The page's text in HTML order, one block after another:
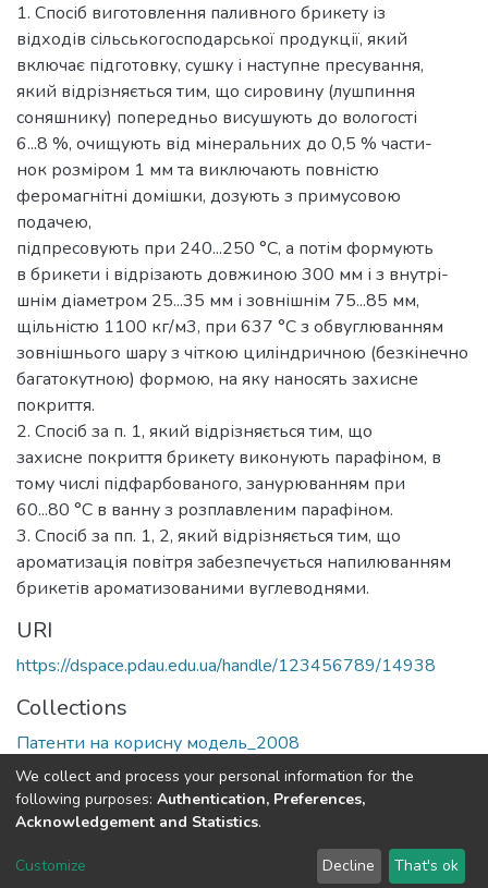
1. Спосіб виготовлення паливного брикету із
відходів сільськогосподарської продукції, який
включає підготовку, сушку і наступне пресування,
який відрізняється тим, що сировину (лушпиння
соняшнику) попередньо висушують до вологості
6...8 %, очищують від мінеральних до 0,5 % части-
нок розміром 1 мм та виключають повністю
феромагнітні домішки, дозують з примусовою
подачею,
підпресовують при 240...250 °С, а потім формують
в брикети і відрізають довжиною 300 мм і з внутрі-
шнім діаметром 25...35 мм і зовнішнім 75...85 мм,
щільністю 1100 кг/м3, при 637 °С з обвуглюванням
зовнішнього шару з чіткою циліндричною (безкінечно
багатокутною) формою, на яку наносять захисне
покриття.
2. Спосіб за п. 1, який відрізняється тим, що
захисне покриття брикету виконують парафіном, в
тому числі підфарбованого, занурюванням при
60...80 °С в ванну з розплавленим парафіном.
3. Спосіб за пп. 1, 2, який відрізняється тим, що
ароматизація повітря забезпечується напилюванням
брикетів ароматизованими вуглеводнями.
URI
https://dspace.pdau.edu.ua/handle/123456789/14938
Collections
Патенти на корисну модель_2008
Full item page
DSpace software copyright © 2002-2026 LYRASIS
Send Feedback
We collect and process your personal information for the
following purposes: Authentication, Preferences,
Acknowledgement and Statistics.
Customize Decline That's ok